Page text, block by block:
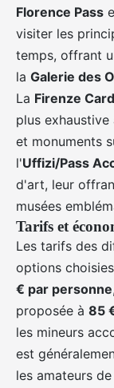
Florence Pass
visiter les
temps, offrant
la Galerie des
La Firenze Card
plus
et monuments
l'Uffizi/Pass
d'art, leur
musées
Tarifs et
Les tarifs des
options
€ par personne
proposée à 85
les mineurs
est
les amateurs